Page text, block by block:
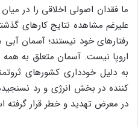
ما فقدان اصولی اخلاقی را در
علی‏رغم مشاهده نتایج کارهای
رفتارهای خود نیستند؛ آسمان آبی
اروپا نیست. آسمان متعلق به
به دلیل خودداری کشورهای
کننده در بخش انرژی و رد
در معرض تهدید و خطر قرار گرفته